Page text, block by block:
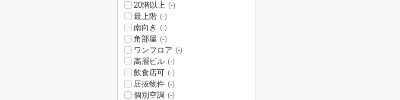
20階以上 (-)
最上階 (-)
南向き (-)
角部屋 (-)
ワンフロア (-)
高層ビル (-)
飲食店可 (-)
居抜物件 (-)
個別空調 (-)